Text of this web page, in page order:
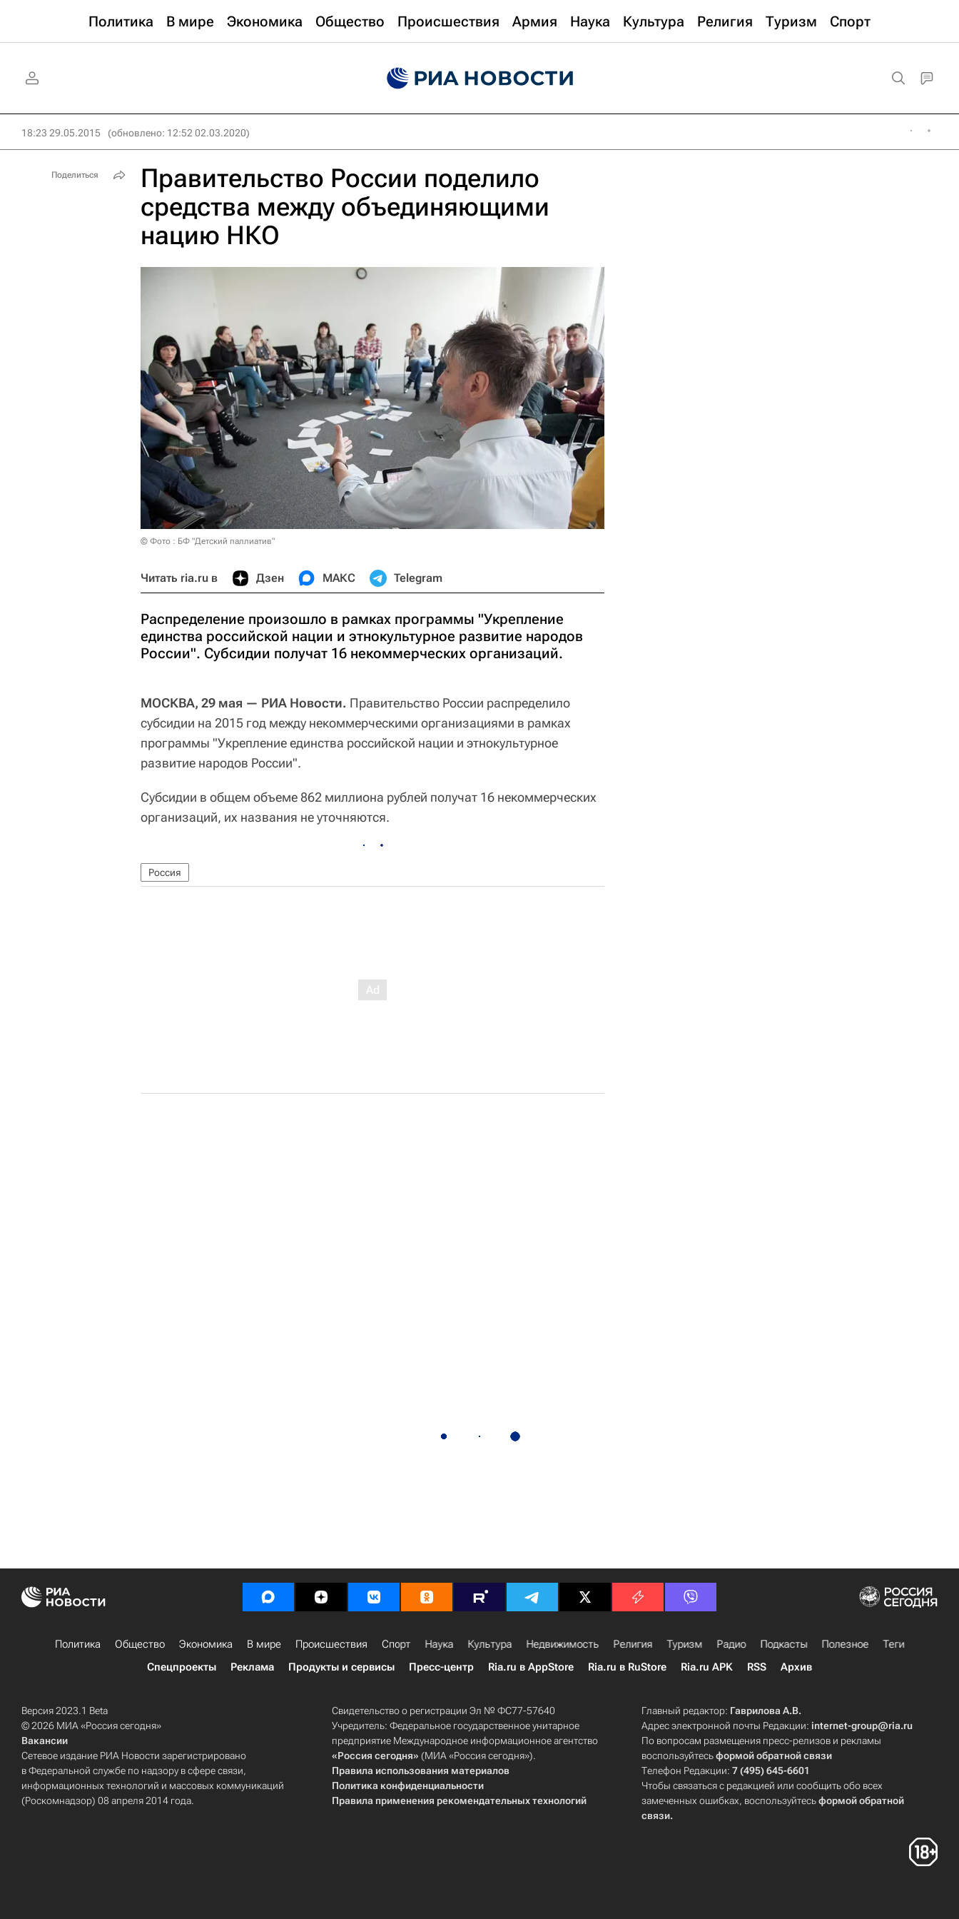
Политика В мире Экономика Общество Происшествия Армия Наука Культура Религия Туризм Спорт
18:23 29.05.2015 (обновлено: 12:52 02.03.2020)
Правительство России поделило
средства между объединяющими
нацию НКО
© Фото : БФ "Детский паллиатив"
Читать ria.ru в Дзен МАКС Telegram
Распределение произошло в рамках программы "Укрепление
единства российской нации и этнокультурное развитие народов
России". Субсидии получат 16 некоммерческих организаций.
МОСКВА, 29 мая — РИА Новости. Правительство России распределило
субсидии на 2015 год между некоммерческими организациями в рамках
программы "Укрепление единства российской нации и этнокультурное
развитие народов России".
Субсидии в общем объеме 862 миллиона рублей получат 16 некоммерческих
организаций, их названия не уточняются.
Россия
Поделиться
Политика Общество Экономика В мире Происшествия Спорт Наука Культура Недвижимость Религия Туризм Радио Подкасты Полезное
Теги
Спецпроекты
Реклама Продукты и сервисы Пресс-центр Ria.ru в AppStore Ria.ru в RuStore Ria.ru APK RSS Архив
Версия 2023.1 Beta
© 2026 МИА «Россия сегодня»
Вакансии
Сетевое издание РИА Новости зарегистрировано
в Федеральной службе по надзору в сфере связи,
информационных технологий и массовых коммуникаций
(Роскомнадзор) 08 апреля 2014 года.
Свидетельство о регистрации Эл № ФС77-57640
Учредитель: Федеральное государственное унитарное
предприятие Международное информационное агентство
«Россия сегодня» (МИА «Россия сегодня»).
Правила использования материалов
Политика конфиденциальности
Правила применения рекомендательных технологий
Главный редактор: Гаврилова А.В.
Адрес электронной почты Редакции:internet-group@ria.ru
По вопросам размещения пресс-релизов и рекламы
воспользуйтесьформой обратной связи
Телефон Редакции:7 (495) 645-6601
Чтобы связаться с редакцией или сообщить обо всех
замеченных ошибках, воспользуйтесьформой обратной
связи.